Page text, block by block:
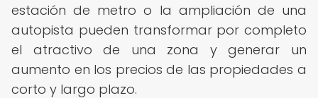
estación de metro o la ampliación de una
autopista pueden transformar por completo
el atractivo de una zona y generar un
aumento en los precios de las propiedades a
corto y largo plazo.